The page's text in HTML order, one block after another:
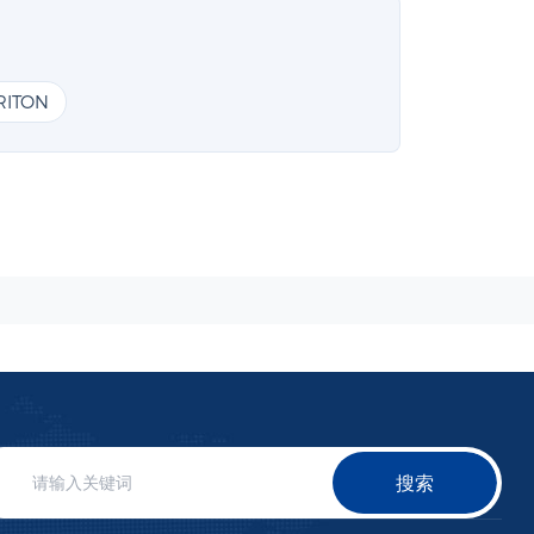
搜索